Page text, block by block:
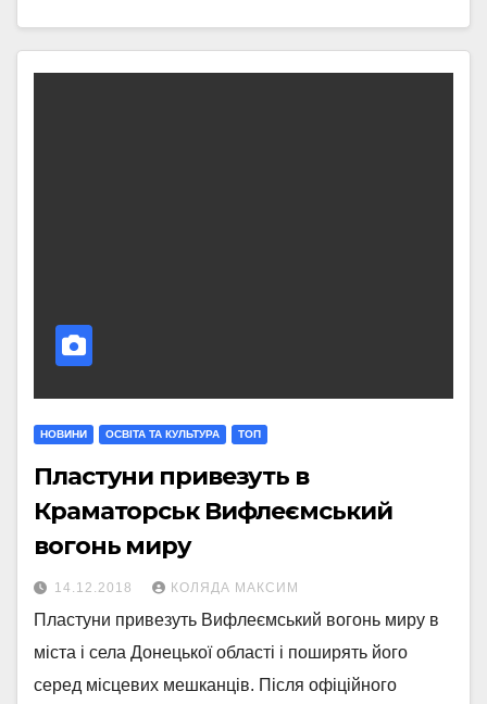
НОВИНИ ОСВІТА ТА КУЛЬТУРА ТОП
Пластуни привезуть в
Краматорськ Вифлеємський
вогонь миру
14.12.2018 КОЛЯДА МАКСИМ
Пластуни привезуть Вифлеємський вогонь миру в
міста і села Донецької області і поширять його
серед місцевих мешканців. Після офіційного